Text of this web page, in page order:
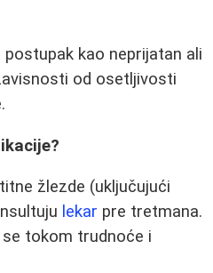
kao neprijatan ali
od osetljivosti
žlezde (uključujući
lekar pre tretmana.
tokom trudnoće i